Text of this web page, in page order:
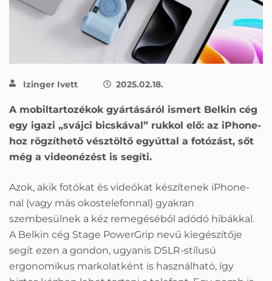
Izinger Ivett 2025.02.18.
A mobiltartozékok gyártásáról ismert Belkin cég
egy igazi „svájci bicskával” rukkol elő: az iPhone-
hoz rögzíthető vésztöltő egyúttal a fotózást, sőt
még a videonézést is segíti.
Azok, akik fotókat és videókat készítenek iPhone-
nal (vagy más okostelefonnal) gyakran
szembesülnek a kéz remegéséből adódó hibákkal.
A Belkin cég Stage PowerGrip nevű kiegészítője
segít ezen a gondon, ugyanis DSLR-stílusú
ergonomikus markolatként is használható, így